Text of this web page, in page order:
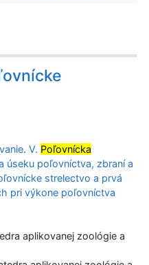
. V. Poľovnícka
úseku poľovníctva, zbraní a
strelectvo a prvá
pri výkone poľovníctva
aplikovanej zoológie a